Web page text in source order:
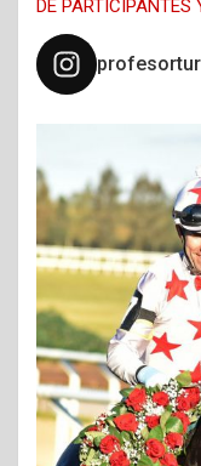
DE PARTICIPANTES